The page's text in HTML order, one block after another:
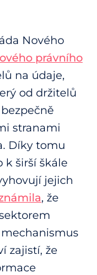
Nového
právního
na údaje,
od držitelů
stranami
Díky tomu
k širší škále
jejich
, že
zajistí, že